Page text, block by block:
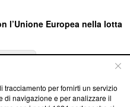
l’Unione Europea nella lotta
trasparenti su Blasting
per fornirti un servizio
di navigazione e per analizzare il